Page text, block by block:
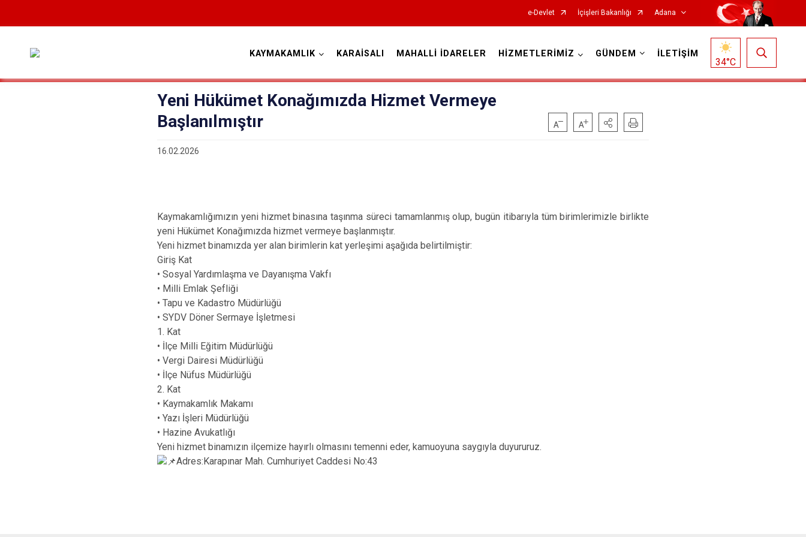
e-Devlet İçişleri Bakanlığı Adana
Feke
Tufanbeyli
KAYMAKAMLIK KARAİSALI MAHALLİ İDARELER HİZMETLERİMİZ GÜNDEM İLETİŞİM
34°C
Yeni Hükümet Konağımızda Hizmet Vermeye
Başlanılmıştır
16.02.2026
Kaymakamlığımızın yeni hizmet binasına taşınma süreci tamamlanmış olup, bugün itibarıyla tüm birimlerimizle birlikte
yeni Hükümet Konağımızda hizmet vermeye başlanmıştır.
Yeni hizmet binamızda yer alan birimlerin kat yerleşimi aşağıda belirtilmiştir:
Giriş Kat
• Sosyal Yardımlaşma ve Dayanışma Vakfı
• Milli Emlak Şefliği
• Tapu ve Kadastro Müdürlüğü
• SYDV Döner Sermaye İşletmesi
1. Kat
• İlçe Milli Eğitim Müdürlüğü
• Vergi Dairesi Müdürlüğü
• İlçe Nüfus Müdürlüğü
2. Kat
• Kaymakamlık Makamı
• Yazı İşleri Müdürlüğü
• Hazine Avukatlığı
Yeni hizmet binamızın ilçemize hayırlı olmasını temenni eder, kamuoyuna saygıyla duyururuz.
Adres:Karapınar Mah. Cumhuriyet Caddesi No:43